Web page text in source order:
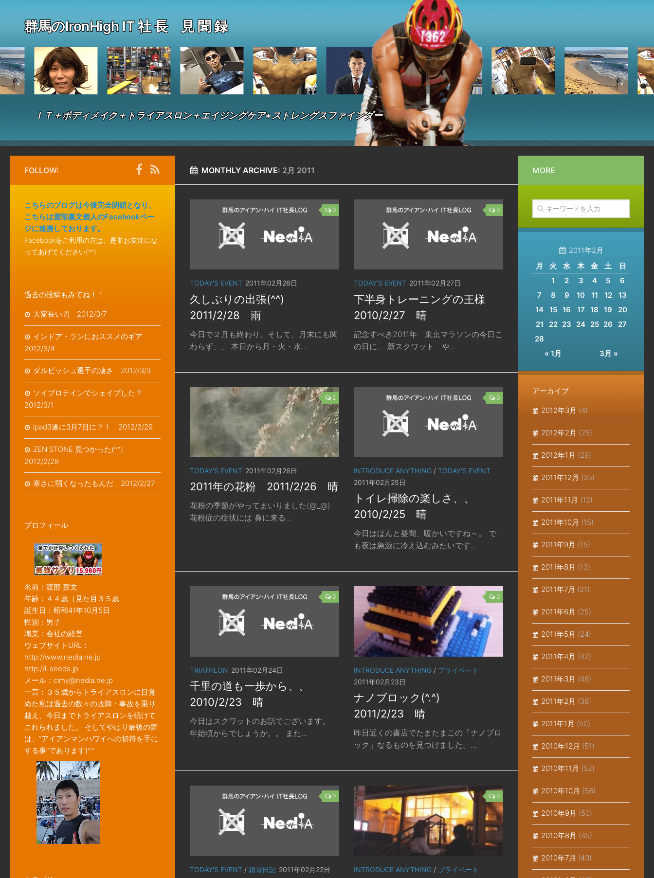
群馬のIronHigh IT 社 長 見 聞 録
ＩＴ＋ボディメイク＋トライアスロン＋エイジングケア+ストレングスファインダー
MONTHLY ARCHIVE: 2月 2011
0
TODAY'S EVENT 2011年02月28日
久しぶりの出張(^^)
2011/2/28 雨
今日で２月も終わり、そして、月末にも関
わらず、、 本日から月・火・水...
0
TODAY'S EVENT 2011年02月27日
下半身トレーニングの王様
2010/2/27 晴
記念すべき2011年 東京マラソンの今日こ
の日に、 新スクワット や...
2
TODAY'S EVENT 2011年02月26日
2011年の花粉 2011/2/26 晴
花粉の季節がやってまいりました(@_@)
花粉症の症状には 鼻に来る...
0
INTRODUCE ANYTHING / TODAY'S EVENT
2011年02月25日
トイレ掃除の楽しさ、、
2010/2/25 晴
今日はほんと昼間、暖かいですね～。 で
も夜は急激に冷え込むみたいです...
0
TRIATHLON 2011年02月24日
千里の道も一歩から、、
2010/2/23 晴
今日はスクワットのお話でございます。
年始頃からでしょうか。。 また...
0
INTRODUCE ANYTHING / プライベート
2011年02月23日
ナノブロック(^.^)
2011/2/23 晴
昨日近くの書店でたまたまこの「ナノブロ
ック」なるものを見つけました。...
0
TODAY'S EVENT / 鎖骨日記 2011年02月22日
0
INTRODUCE ANYTHING / プライベート
FOLLOW:
こちらのブログは今後完全閉鎖となり、
こちらは渡部嘉文個人のFacebookペー
ジに連携しております。
Facebookをご利用の方は、是非お友達にな
ってあげてください(^^)
過去の投稿もみてね！！
大変長い間 2012/3/7
インドア・ランにおススメのギア
2012/3/4
ダルビッシュ選手の凄さ 2012/3/3
ソイプロテインでシェイプした？
2012/3/1
ipad3遂に3月7日に？！ 2012/2/29
ZEN STONE 見つかった(^^)
2012/2/28
寒さに弱くなったもんだ 2012/2/27
プロフィール
名前：渡部 嘉文
年齢：４４歳（見た目３５歳
誕生日：昭和41年10月5日
性別：男子
職業：会社の経営
ウェブサイトURL：
http://www.nedia.ne.jp
http://l-seeds.jp
メール：cimy@nedia.ne.jp
一言：３５歳からトライアスロンに目覚
めた私は過去の数々の故障・事故を乗り
越え、今日までトライアスロンを続けて
これられました。 そしてやはり最後の夢
は、”アイアンマンハワイへの切符を手に
する事”であります(^^ゞ
MORE
2011年2月
月
火 水 木 金 土 日
« 1月 3月 »
1 2 3 4 5
6
7
8 9 10 11 12
13
14
15 16 17 18 19
20
21
22 23 24 25 26
27
28
アーカイブ
2012年3月 (4)
2012年2月 (25)
2012年1月 (29)
2011年12月 (35)
2011年11月 (12)
2011年10月 (15)
2011年9月 (15)
2011年8月 (13)
2011年7月 (21)
2011年6月 (25)
2011年5月 (24)
2011年4月 (42)
2011年3月 (48)
2011年2月 (38)
2011年1月 (50)
2010年12月 (51)
2010年11月 (52)
2010年10月 (58)
2010年9月 (50)
2010年8月 (45)
2010年7月 (43)